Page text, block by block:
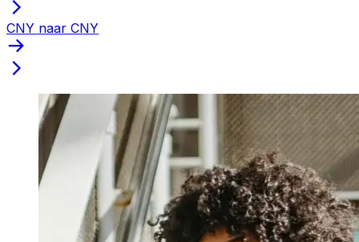
CNY naar CNY